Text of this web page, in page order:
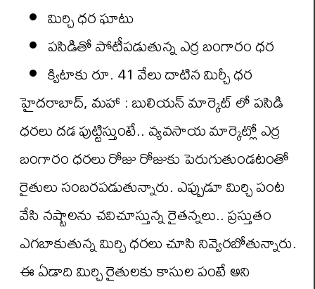
మిర్చి ధర ఘాటు
పసిడితో పోటీపడుతున్న ఎర్ర బంగారం ధర
క్విటాకు రూ. 41 వేలు దాటిన మిర్చీ ధర
హైదరాబాద్, మహా : బులియన్ మార్కెట్ లో పసిడి
ధరలు దడ పుట్టిస్తుంటే.. వ్యవసాయ మార్కెట్లో ఎర్ర
బంగారం ధరలు రోజు రోజుకు పెరుగుతుండటంతో
రైతులు సంబరపడుతున్నారు. ఎప్పుడూ మిర్చి పంట
వేసి నష్టాలను చవిచూస్తున్న రైతన్నలు.. ప్రస్తుతం
ఎగబాకుతున్న మిర్చి ధరలు చూసి నివ్వెరబోతున్నారు.
ఈ ఏడాది మిర్చి రైతులకు కాసుల పంటే అని